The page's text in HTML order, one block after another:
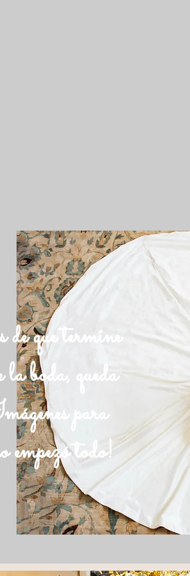
que termine
boda, queda
para
empezó todo!